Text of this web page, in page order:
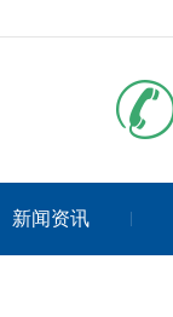
新闻资讯